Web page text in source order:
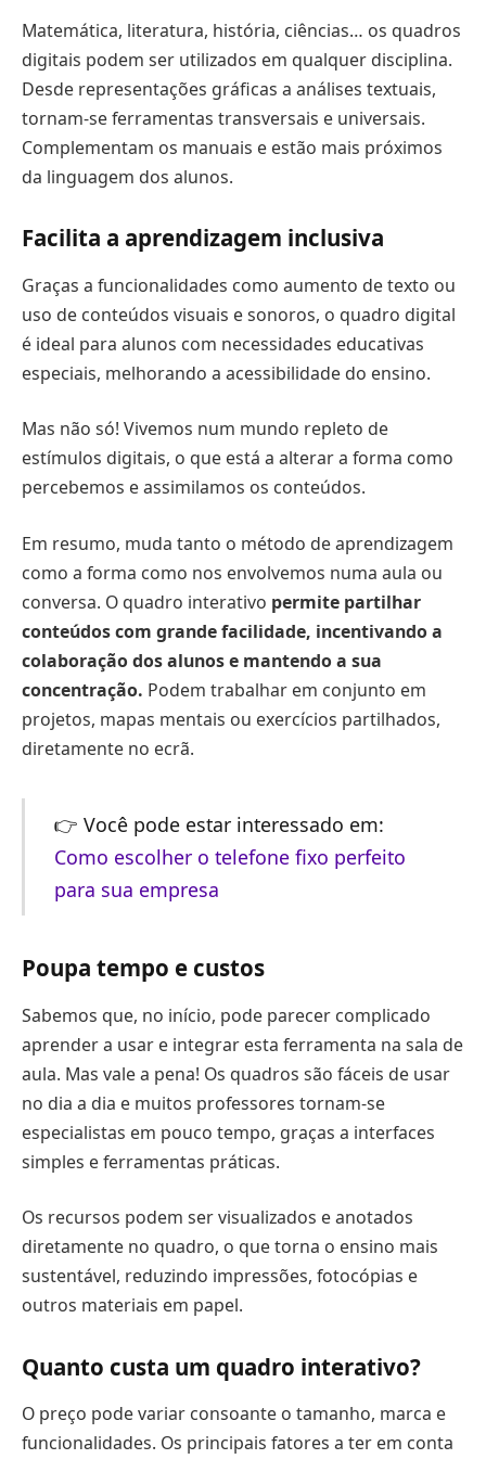
Matemática, literatura, história, ciências… os quadros
digitais podem ser utilizados em qualquer disciplina.
Desde representações gráficas a análises textuais,
tornam-se ferramentas transversais e universais.
Complementam os manuais e estão mais próximos
da linguagem dos alunos.
Facilita a aprendizagem inclusiva
Graças a funcionalidades como aumento de texto ou
uso de conteúdos visuais e sonoros, o quadro digital
é ideal para alunos com necessidades educativas
especiais, melhorando a acessibilidade do ensino.
Mas não só! Vivemos num mundo repleto de
estímulos digitais, o que está a alterar a forma como
percebemos e assimilamos os conteúdos.
Em resumo, muda tanto o método de aprendizagem
como a forma como nos envolvemos numa aula ou
conversa. O quadro interativo permite partilhar
conteúdos com grande facilidade, incentivando a
colaboração dos alunos e mantendo a sua
concentração. Podem trabalhar em conjunto em
projetos, mapas mentais ou exercícios partilhados,
diretamente no ecrã.
👉 Você pode estar interessado em:
Como escolher o telefone fixo perfeito
para sua empresa
Poupa tempo e custos
Sabemos que, no início, pode parecer complicado
aprender a usar e integrar esta ferramenta na sala de
aula. Mas vale a pena! Os quadros são fáceis de usar
no dia a dia e muitos professores tornam-se
especialistas em pouco tempo, graças a interfaces
simples e ferramentas práticas.
Os recursos podem ser visualizados e anotados
diretamente no quadro, o que torna o ensino mais
sustentável, reduzindo impressões, fotocópias e
outros materiais em papel.
Quanto custa um quadro interativo?
O preço pode variar consoante o tamanho, marca e
funcionalidades. Os principais fatores a ter em conta